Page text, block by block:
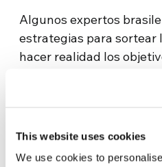
This website uses cookies
We use cookies to
Algunos expertos
estrategias para sortear
hacer realidad los
séptima Conferencia